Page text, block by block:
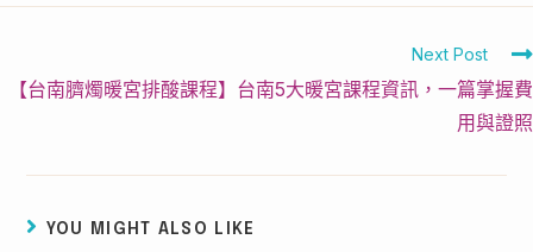
Next Post
【台南臍燭暖宮排酸課程】台南5大暖宮課程資訊，一篇掌握費
用與證照
YOU MIGHT ALSO LIKE